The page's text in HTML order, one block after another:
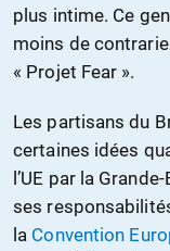
plus intime. Ce
moins de
« Projet Fear ».
Les partisans du
certaines idées
l’UE par la
ses
la Convention